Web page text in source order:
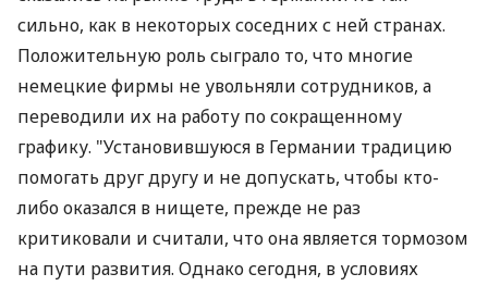
сильно, как в некоторых соседних с ней странах.
Положительную роль сыграло то, что многие
немецкие фирмы не увольняли сотрудников, а
переводили их на работу по сокращенному
графику. "Установившуюся в Германии традицию
помогать друг другу и не допускать, чтобы кто-
либо оказался в нищете, прежде не раз
критиковали и считали, что она является тормозом
на пути развития. Однако сегодня, в условиях